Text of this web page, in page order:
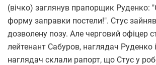
(вічко) заглянув прапорщик Руденко:
форму заправки постели!". Стус
дозволену позу. Але черговий офіцер
лейтенант Сабуров, наглядач Руденко
наглядач склали рапорт, що Стус у